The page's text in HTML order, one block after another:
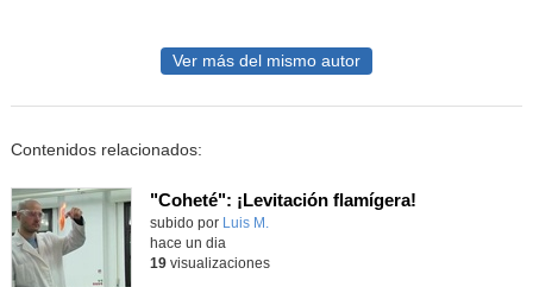
Ver más del mismo autor
Contenidos relacionados:
"Coheté": ¡Levitación flamígera!
Contenido educativo.
subido por Luis M.
hace un dia
19visualizaciones